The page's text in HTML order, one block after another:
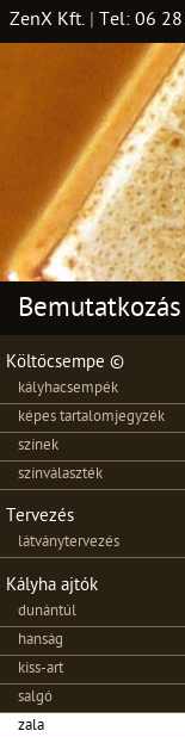
ZenX Kft. Tel: 06
Bemutatkozás
Költőcsempe ©
kályhacsempék
képes tartalomjegyzék
színek
színválaszték
Tervezés
látványtervezés
Kályha ajtók
dunántúl
hanság
kiss-art
salgó
zala